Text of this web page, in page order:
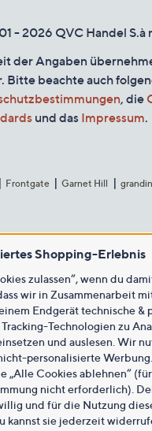
- 2026 QVC Handel S.à
der Angaben
Bitte beachte auch
, die
und das Impressum.
Frontgate Garnet Hill
Shopping-Erlebnis
zulassen“, wenn du
wir in Zusammenarbeit
Endgerät technische &
Technologien zu
und auslesen. Wir
personalisierte
„Alle Cookies ablehnen“
nicht erforderlich).
und für die Nutzung
kannst sie jederzeit